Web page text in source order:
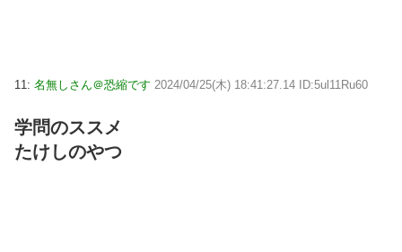
11: 名無しさん＠恐縮です 2024/04/25(木) 18:41:27.14 ID:5ul11Ru60
学問のススメ
たけしのやつ